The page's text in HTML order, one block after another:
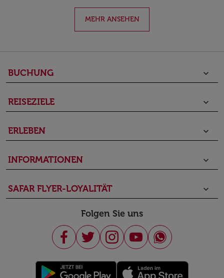
MEHR ANSEHEN
BUCHUNG keyboard_arrow_down
REISEZIELE keyboard_arrow_down
ERLEBEN keyboard_arrow_down
INFORMATIONEN keyboard_arrow_down
SAFAR FLYER-LOYALITÄT keyboard_arrow_down
Folgen Sie uns